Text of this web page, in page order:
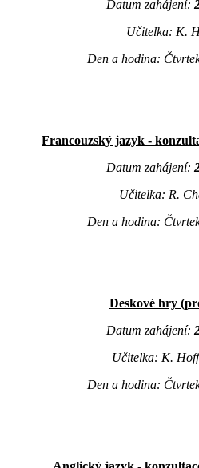
Datum zahájení:
Učitelka: K.
Den a hodina:
Francouzský jazyk -
Datum zahájení:
Učitelka: R.
Den a hodina:
Deskové hry
Datum zahájení:
Učitelka: K.
Den a hodina: